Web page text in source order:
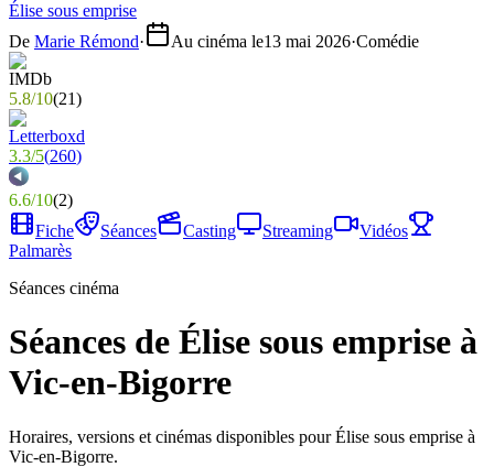
Élise sous emprise
De Marie Rémond· Au cinéma le13 mai 2026·Comédie
5.8/10(21)
3.3/5(260)
6.6/10(2)
Fiche
Séances Casting Streaming
Vidéos
Palmarès
Séances cinéma
Séances de Élise sous emprise à
Vic-en-Bigorre
Horaires, versions et cinémas disponibles pour Élise sous emprise à
Vic-en-Bigorre.